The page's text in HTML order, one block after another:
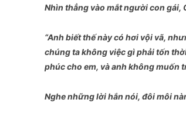
Nhìn thẳng vào mắt người con gái,
“Anh biết thế này có hơi vội vã,
chúng ta không việc gì phải tốn
phúc cho em, và anh không muốn
Nghe những lời hắn nói, đôi môi